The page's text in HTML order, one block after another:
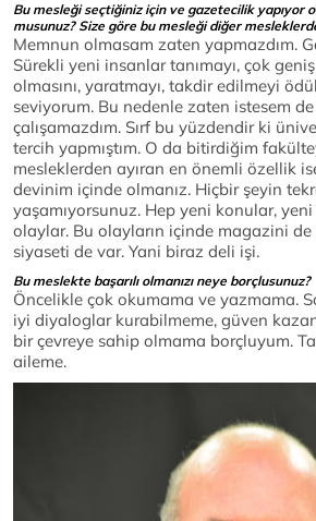
Bu mesleği seçtiğiniz için ve gazetecilik yapıyor
musunuz? Size göre bu mesleği diğer
Memnun olmasam zaten yapmazdım.
Sürekli yeni insanlar tanımayı, çok
olmasını, yaratmayı, takdir edilmeyi
seviyorum. Bu nedenle zaten istesem
çalışamazdım. Sırf bu yüzdendir ki
tercih yapmıştım. O da bitirdiğim
mesleklerden ayıran en önemli özellik
devinim içinde olmanız. Hiçbir şeyin
yaşamıyorsunuz. Hep yeni konular,
olaylar. Bu olayların içinde magazini
siyaseti de var. Yani biraz deli işi.
Bu meslekte başarılı olmanızı neye borçlusunuz?
Öncelikle çok okumama ve yazmama.
iyi diyaloglar kurabilmeme, güven
bir çevreye sahip olmama borçluyum.
aileme.